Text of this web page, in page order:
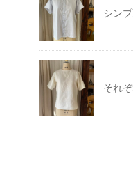
シン
それ